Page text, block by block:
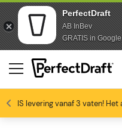
PerfectDraft
AB InBev
GRATIS in
levering vanaf 3 vaten!
Profiteer
Bierliefhebbers zijn